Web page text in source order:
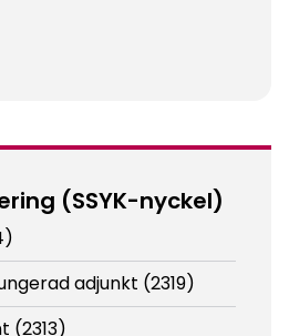
(SSYK-nyckel)
adjunkt (2319)
(2313)